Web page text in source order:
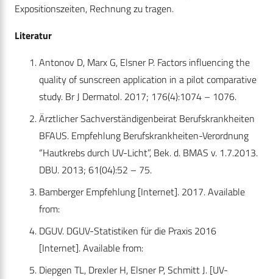
Expositionszeiten, Rechnung zu tragen.
Literatur
Antonov D, Marx G, Elsner P. Factors influencing the
quality of sunscreen application in a pilot comparative
study. Br J Dermatol. 2017; 176(4):1074 – 1076.
Ärztlicher Sachverständigenbeirat Berufskrankheiten
BFAUS. Empfehlung Berufskrankheiten-Verordnung
“Hautkrebs durch UV-Licht”, Bek. d. BMAS v. 1.7.2013.
DBU. 2013; 61(04):52 – 75.
Bamberger Empfehlung [Internet]. 2017. Available
from:
DGUV. DGUV-Statistiken für die Praxis 2016
[Internet]. Available from:
Diepgen TL, Drexler H, Elsner P, Schmitt J. [UV-